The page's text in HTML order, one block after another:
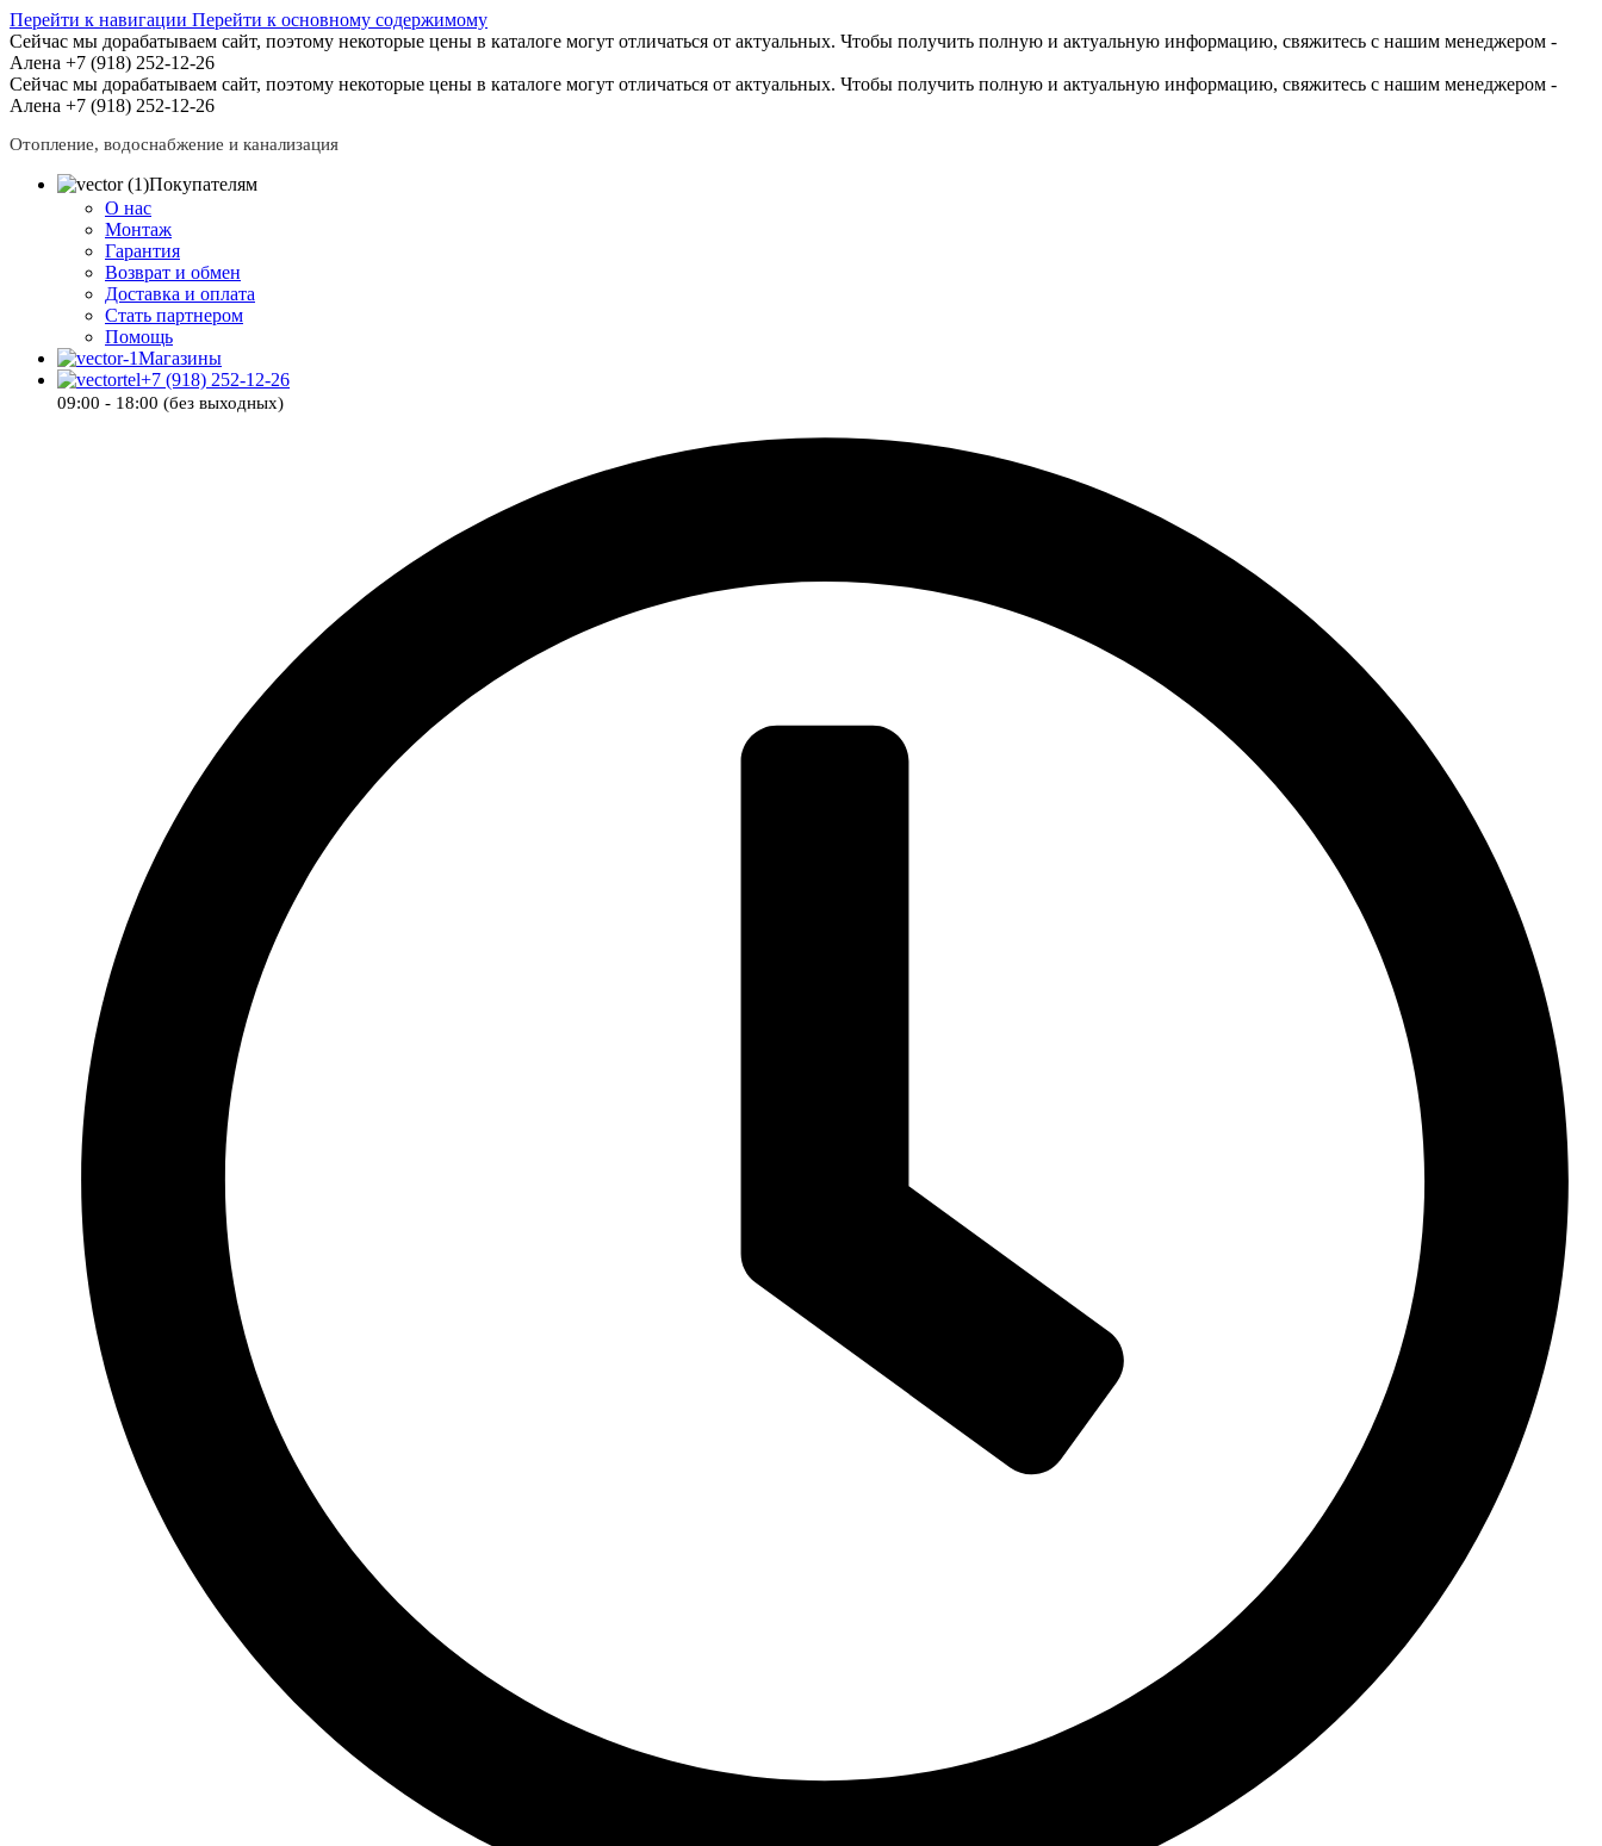
Перейти к навигации Перейти к основному содержимому
Сейчас мы дорабатываем сайт, поэтому некоторые цены в каталоге могут отличаться от актуальных. Чтобы получить полную и актуальную информацию, свяжитесь с нашим менеджером -
Алена +7 (918) 252-12-26
Сейчас мы дорабатываем сайт, поэтому некоторые цены в каталоге могут отличаться от актуальных. Чтобы получить полную и актуальную информацию, свяжитесь с нашим менеджером -
Алена +7 (918) 252-12-26
Отопление, водоснабжение и канализация
Покупателям
О нас
Монтаж
Гарантия
Возврат и обмен
Доставка и оплата
Стать партнером
Помощь
Магазины
+7 (918) 252-12-26
09:00 - 18:00 (без выходных)